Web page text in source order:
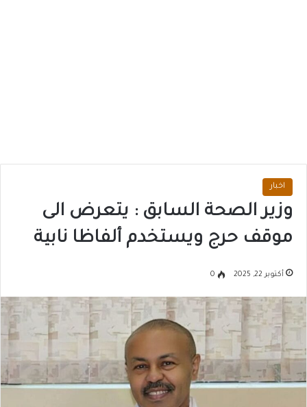
اخبار
وزير الصحة السابق : يتعرض الى
موقف حرج ويستخدم ألفاظا نابية
أكتوبر 22, 2025 0